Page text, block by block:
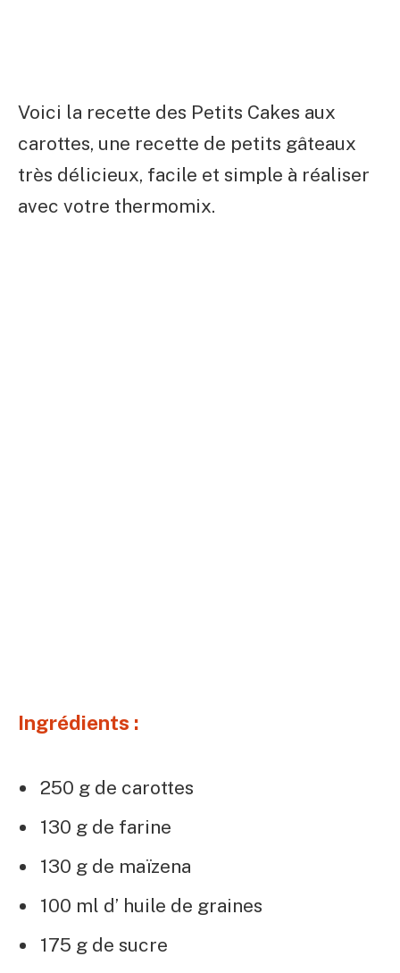
Voici la recette des Petits Cakes aux
carottes, une recette de petits gâteaux
très délicieux, facile et simple à réaliser
avec votre thermomix.
Ingrédients :
250 g de carottes
130 g de farine
130 g de maïzena
100 ml d’ huile de graines
175 g de sucre